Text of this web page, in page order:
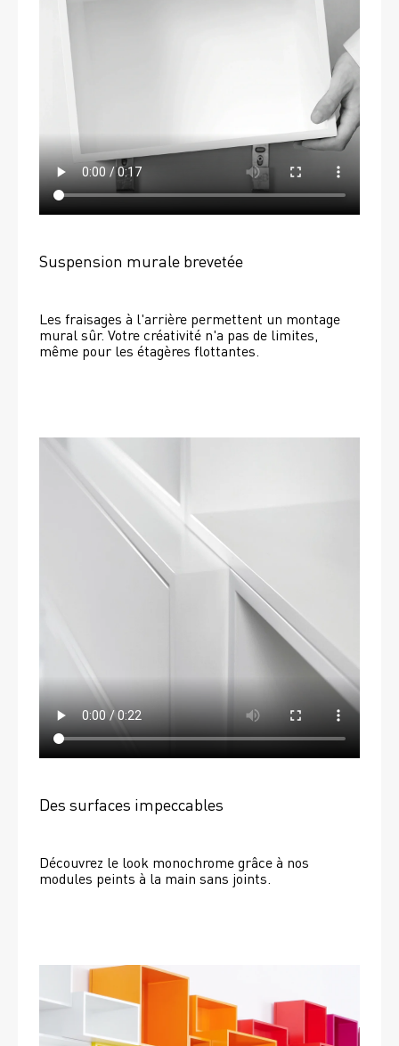
Suspension murale brevetée
Les fraisages à l'arrière permettent un montage
mural sûr. Votre créativité n'a pas de limites,
même pour les étagères flottantes.
Des surfaces impeccables
Découvrez le look monochrome grâce à nos
modules peints à la main sans joints.